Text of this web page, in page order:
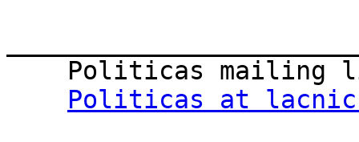
Politicas at